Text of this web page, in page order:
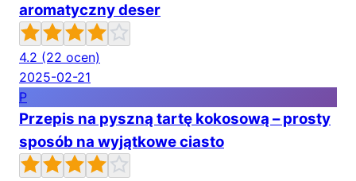
aromatyczny deser
4.2 (22 ocen)
2025-02-21
P
Przepis na pyszną tartę kokosową – prosty
sposób na wyjątkowe ciasto